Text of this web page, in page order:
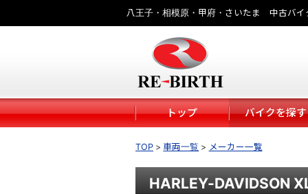
八王子・相模原・甲府・さいたま 中古バイ
トップ バイクを探す
TOP 車両一覧 メーカー一覧
HARLEY-DAVIDSON